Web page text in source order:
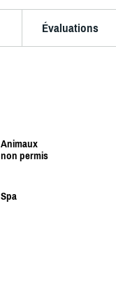
Évaluations
Animaux
non permis
Spa